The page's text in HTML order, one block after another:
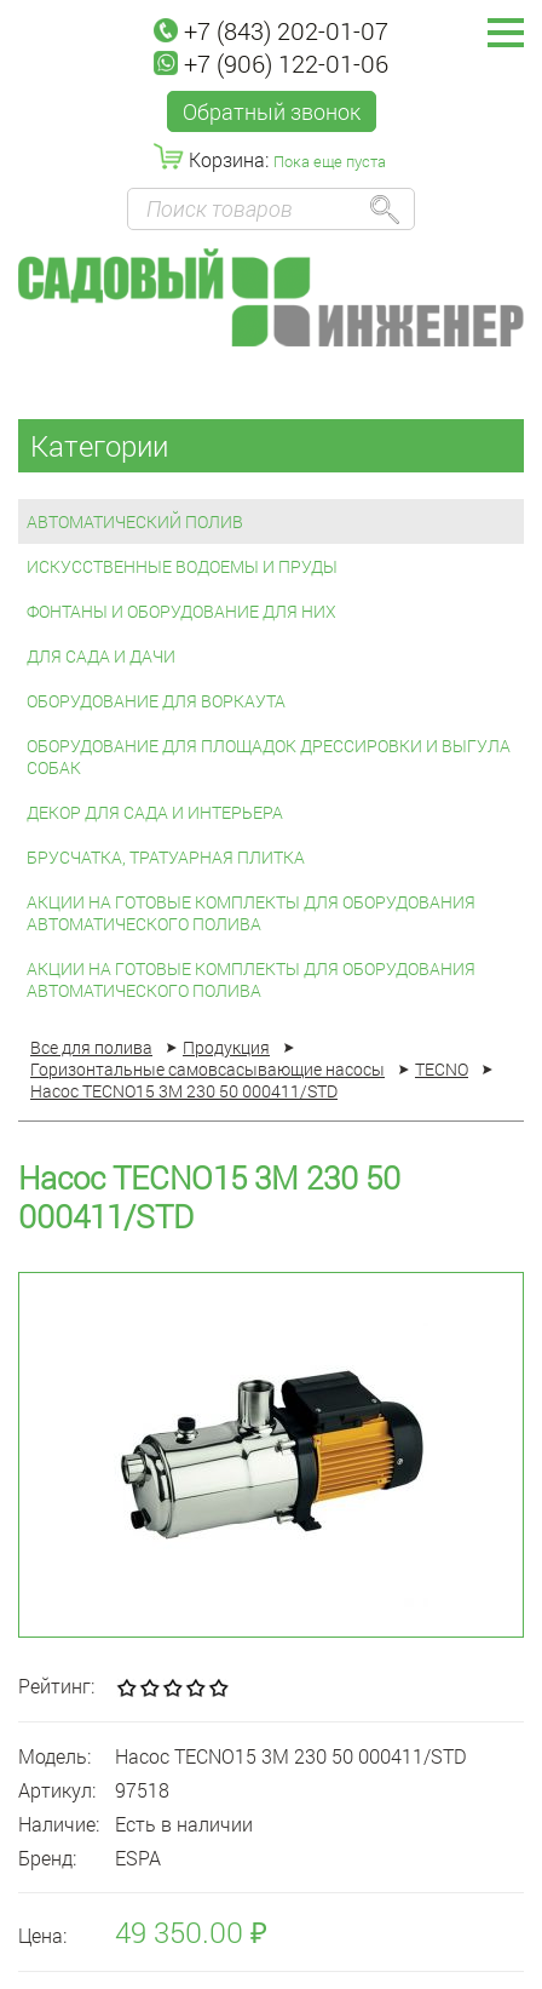
+7 (843) 202-01-07
+7 (906) 122-01-06
Обратный звонок
Корзина: Пока еще пуста
Категории
АВТОМАТИЧЕСКИЙ ПОЛИВ
ИСКУССТВЕННЫЕ ВОДОЕМЫ И ПРУДЫ
ФОНТАНЫ И ОБОРУДОВАНИЕ ДЛЯ НИХ
ДЛЯ САДА И ДАЧИ
ОБОРУДОВАНИЕ ДЛЯ ВОРКАУТА
ОБОРУДОВАНИЕ ДЛЯ ПЛОЩАДОК ДРЕССИРОВКИ И ВЫГУЛА
СОБАК
ДЕКОР ДЛЯ САДА И ИНТЕРЬЕРА
БРУСЧАТКА, ТРАТУАРНАЯ ПЛИТКА
АКЦИИ НА ГОТОВЫЕ КОМПЛЕКТЫ ДЛЯ ОБОРУДОВАНИЯ
АВТОМАТИЧЕСКОГО ПОЛИВА
АКЦИИ НА ГОТОВЫЕ КОМПЛЕКТЫ ДЛЯ ОБОРУДОВАНИЯ
АВТОМАТИЧЕСКОГО ПОЛИВА
Все для полива
Продукция
Горизонтальные самовсасывающие насосы
TECNO
Насос TECNO15 3M 230 50 000411/STD
Насос TECNO15 3M 230 50
000411/STD
Рейтинг:
Модель:
Насос TECNO15 3M 230 50 000411/STD
Артикул:
97518
Наличие:
Есть в наличии
Бренд:
ESPA
Цена: 49 350.00 ₽